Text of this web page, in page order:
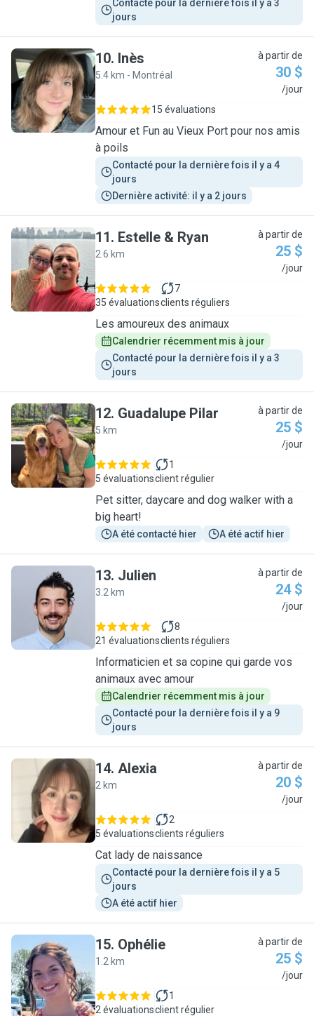
Contacté pour la dernière fois il y a 3
jours
I
10. Inès
5.4 km - Montréal
à partir de
30 $
/jour
15 évaluations
Amour et Fun au Vieux Port pour nos amis
à poils
Contacté pour la dernière fois il y a 4
jours
Dernière activité: il y a 2 jours
E
11. Estelle & Ryan
2.6 km
à partir de
25 $
/jour
35 évaluations
7
clients réguliers
Les amoureux des animaux
Calendrier récemment mis à jour
Contacté pour la dernière fois il y a 3
jours
G
12. Guadalupe Pilar
5 km
à partir de
25 $
/jour
5 évaluations
1
client régulier
Pet sitter, daycare and dog walker with a
big heart!
A été contacté hier A été actif hier
J
13. Julien
3.2 km
à partir de
24 $
/jour
21 évaluations
8
clients réguliers
Informaticien et sa copine qui garde vos
animaux avec amour
Calendrier récemment mis à jour
Contacté pour la dernière fois il y a 9
jours
A
14. Alexia
2 km
à partir de
20 $
/jour
5 évaluations
2
clients réguliers
Cat lady de naissance
Contacté pour la dernière fois il y a 5
jours
A été actif hier
O
15. Ophélie
1.2 km
à partir de
25 $
/jour
2 évaluations
1
client régulier